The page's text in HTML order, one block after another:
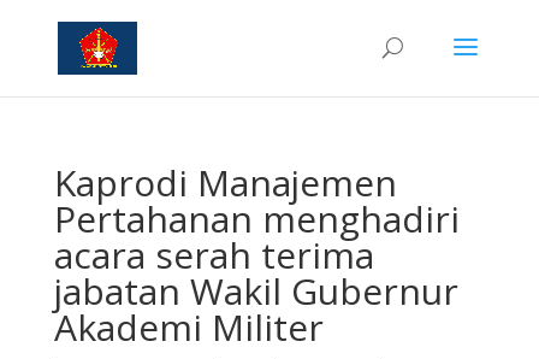
Kaprodi Manajemen
Pertahanan menghadiri
acara serah terima
jabatan Wakil Gubernur
Akademi Militer